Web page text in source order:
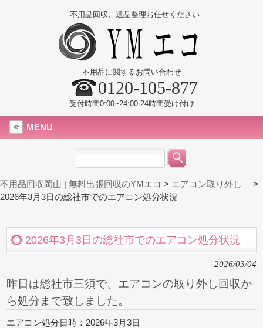
不用品回収、遺品整理お任せください
不用品に関するお問い合わせ
0120-105-877
受付時間0:00~24:00 24時間受け付け
MENU
不用品回収岡山 | 無料出張回収のYMエコ > エアコン取り外し
>
2026年3月3日の総社市でのエアコン処分状況
2026年3月3日の総社市でのエアコン処分状況
2026/03/04
昨日は総社市三須で、エアコンの取り外し回収か
ら処分まで致しました。
エアコン処分日時：2026年3月3日